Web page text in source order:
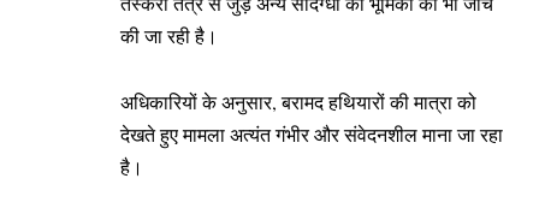
की जा रही है।
अधिकारियों के अनुसार, बरामद हथियारों की मात्रा को
देखते हुए मामला अत्यंत गंभीर और संवेदनशील माना जा रहा
है।